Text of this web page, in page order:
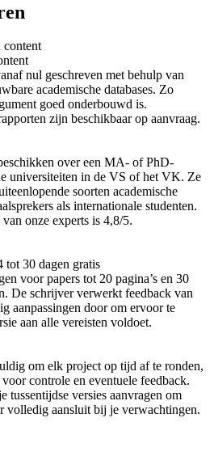
nul geschreven met behulp van
academische databases. Zo
goed onderbouwd is.
zijn beschikbaar op aanvraag.
over een MA- of PhD-
universiteiten in de VS of het VK. Ze
soorten academische
als internationale studenten.
onze experts is 4,8/5.
tot 30 dagen gratis
voor papers tot 20 pagina’s en 30
De schrijver verwerkt feedback van
aanpassingen door om ervoor te
aan alle vereisten voldoet.
om elk project op tijd af te ronden,
controle en eventuele feedback.
tussentijdse versies aanvragen om
volledig aansluit bij je verwachtingen.